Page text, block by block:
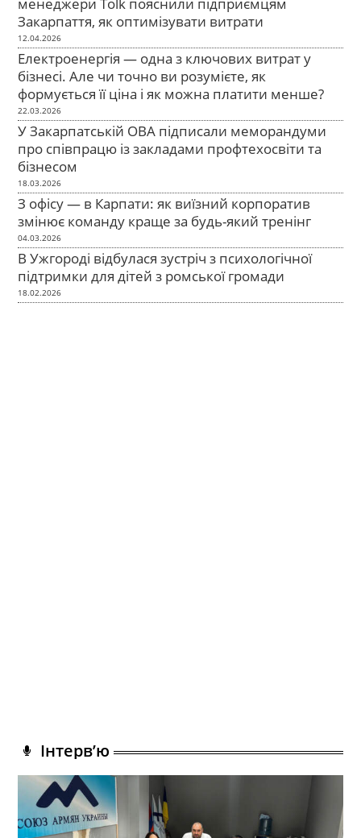
Закарпаття, як оптимізувати витрати
12.04.2026
Електроенергія — одна з ключових витрат у
бізнесі. Але чи точно ви розумієте, як
формується її ціна і як можна платити менше?
22.03.2026
У Закарпатській ОВА підписали меморандуми
про співпрацю із закладами профтехосвіти та
бізнесом
18.03.2026
З офісу — в Карпати: як виїзний корпоратив
змінює команду краще за будь-який тренінг
04.03.2026
В Ужгороді відбулася зустріч з психологічної
підтримки для дітей з ромської громади
18.02.2026
Інтерв’ю